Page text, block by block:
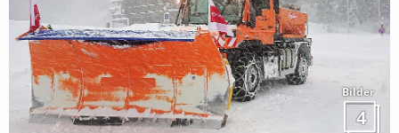
Bilder
4